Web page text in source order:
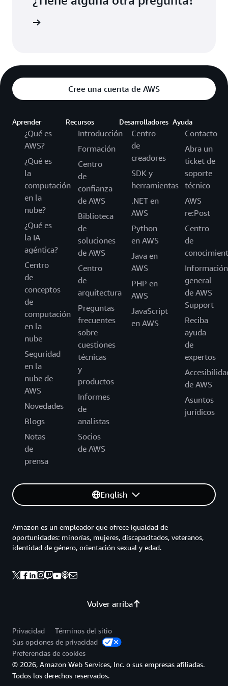
Cree una cuenta de AWS
Aprender
¿Qué es
AWS?
¿Qué es
la
computación
en la
nube?
¿Qué es
la IA
agéntica?
Centro
de
conceptos
de
computación
en la
nube
Seguridad
en la
nube de
AWS
Novedades
Blogs
Notas
de
prensa
Recursos
Introducción
Formación
Centro
de
confianza
de AWS
Biblioteca
de
soluciones
de AWS
Centro
de
arquitectura
Preguntas
frecuentes
sobre
cuestiones
técnicas
y
productos
Informes
de
analistas
Socios
de AWS
Desarrolladores
Centro
de
creadores
SDK y
herramientas
.NET en
AWS
Python
en AWS
Java en
AWS
PHP en
AWS
JavaScript
en AWS
Ayuda
Contacto
Abra un
ticket de
soporte
técnico
AWS
re:Post
Centro
de
Información
general
de AWS
Support
Reciba
ayuda
de
expertos
de AWS
Asuntos
jurídicos
English
Volver arriba
Amazon es un empleador que ofrece igualdad de
oportunidades: minorías, mujeres, discapacitados, veteranos,
identidad de género, orientación sexual y edad.
Privacidad
Términos del sitio
Sus opciones de privacidad
Preferencias de cookies
© 2026, Amazon Web Services, Inc. o sus empresas afiliadas.
Todos los derechos reservados.